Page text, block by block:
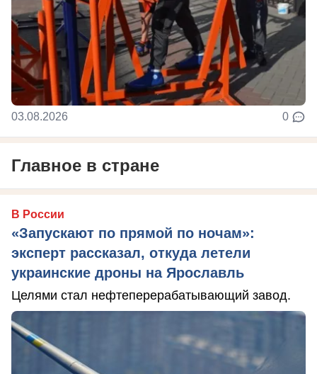
03.08.2026 0
Главное в стране
В России
«Запускают по прямой по ночам»:
эксперт рассказал, откуда летели
украинские дроны на Ярославль
Целями стал нефтеперерабатывающий завод.